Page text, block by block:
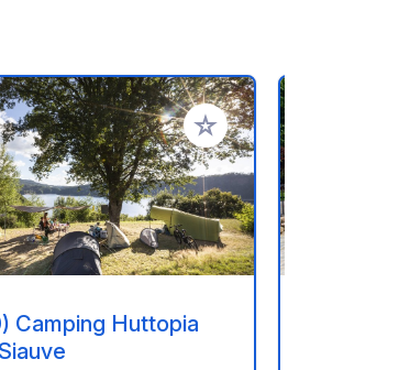
Aggiungi ai tuoi preferiti
Camping Huttopia